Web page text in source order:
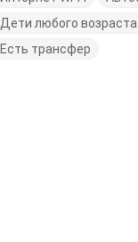
Дети любого возраста
Есть трансфер